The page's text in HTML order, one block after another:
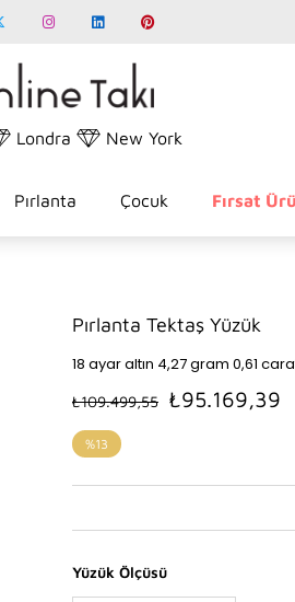
Londra New York
Pırlanta Çocuk Fırsat
Pırlanta Tektaş Yüzük
18 ayar altın 4,27 gram 0,61
₺109.499,55 ₺95.169,39
%13
Yüzük Ölçüsü